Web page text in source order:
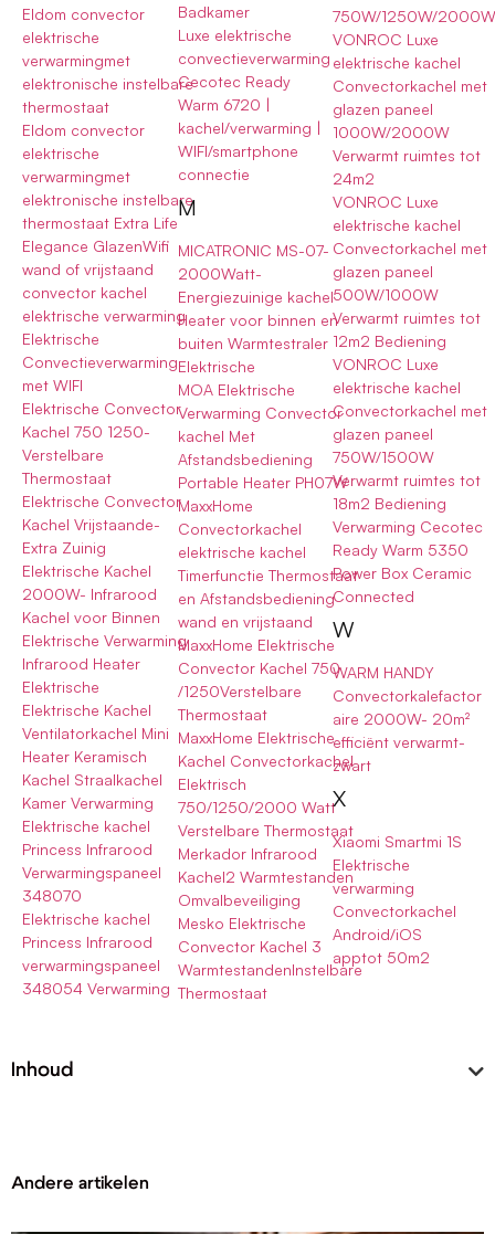
Eldom convector
elektrische
verwarmingmet
elektronische instelbare
thermostaat
Eldom convector
elektrische
verwarmingmet
elektronische instelbare
thermostaat Extra Life
Elegance GlazenWifi
wand of vrijstaand
convector kachel
elektrische verwarming
Elektrische
Convectieverwarming
met WIFI
Elektrische Convector
Kachel 750 1250-
Verstelbare
Thermostaat
Elektrische Convector
Kachel Vrijstaande-
Extra Zuinig
Elektrische Kachel
2000W- Infrarood
Kachel voor Binnen
Elektrische Verwarming
Infrarood Heater
Elektrische
Elektrische Kachel
Ventilatorkachel Mini
Heater Keramisch
Kachel Straalkachel
Kamer Verwarming
Elektrische kachel
Princess Infrarood
Verwarmingspaneel
348070
Elektrische kachel
Princess Infrarood
verwarmingspaneel
348054 Verwarming
Badkamer
Luxe elektrische
convectieverwarming
Cecotec Ready
Warm 6720 |
kachel/verwarming |
WIFI/smartphone
connectie
M
MICATRONIC MS-07-
2000Watt-
Energiezuinige kachel
Heater voor binnen en
buiten Warmtestraler
Elektrische
MOA Elektrische
Verwarming Convector
kachel Met
Afstandsbediening
Portable Heater PH07W
MaxxHome
Convectorkachel
elektrische kachel
Timerfunctie Thermostaat
en Afstandsbediening
wand en vrijstaand
MaxxHome Elektrische
Convector Kachel 750
/1250Verstelbare
Thermostaat
MaxxHome Elektrische
Kachel Convectorkachel
Elektrisch
750/1250/2000 Watt
Verstelbare Thermostaat
Merkador Infrarood
Kachel2 Warmtestanden
Omvalbeveiliging
Mesko Elektrische
Convector Kachel 3
WarmtestandenInstelbare
Thermostaat
750W/1250W/
VONROC Luxe
elektrische kachel
Convectorkachel met
glazen paneel
1000W/2000W
Verwarmt ruimtes tot
24m2
VONROC Luxe
elektrische kachel
Convectorkachel met
glazen paneel
500W/1000W
Verwarmt ruimtes tot
12m2 Bediening
VONROC Luxe
elektrische kachel
Convectorkachel met
glazen paneel
750W/1500W
Verwarmt ruimtes tot
18m2 Bediening
Verwarming Cecotec
Ready Warm 5350
Power Box Ceramic
Connected
W
WARM HANDY
Convectorkalefactor
aire 2000W- 20m²
efficiënt verwarmt-
zwart
X
Xiaomi Smartmi 1S
Elektrische
verwarming
Convectorkachel
Android/iOS
apptot 50m2
Inhoud
Andere artikelen